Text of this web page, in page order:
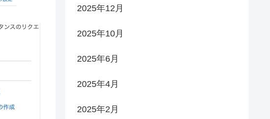
2025年12月
2025年10月
2025年6月
2025年4月
2025年2月